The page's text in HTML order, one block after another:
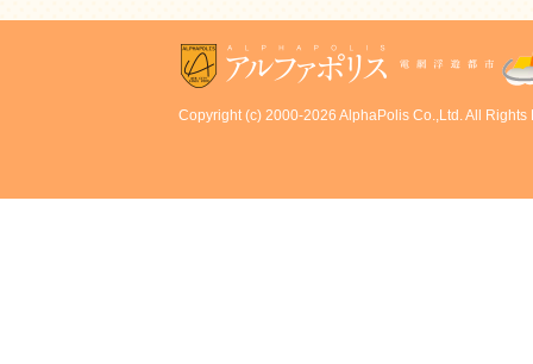
Copyright (c) 2000-2026 AlphaPolis Co.,Ltd. All Rights